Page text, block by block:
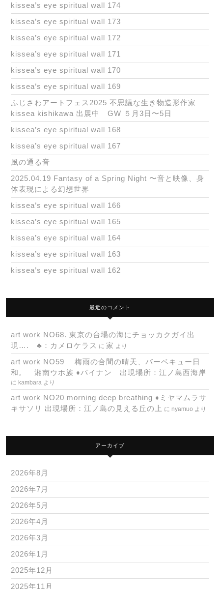
kissea’s eye spiritual wall 174
kissea’s eye spiritual wall 173
kissea’s eye spiritual wall 172
kissea’s eye spiritual wall 171
kissea’s eye spiritual wall 170
kissea’s eye spiritual wall 169
ふじさわアートフェス2025 不思議な生き物造形作家
kissea kishikawa 出展中 GW ５月3日〜5日
kissea’s eye spiritual wall 168
kissea’s eye spiritual wall 167
風の通る音
2025.04.19 Fantasy of a Spring Night 〜音と映像、身
体表現による幻想世界
kissea’s eye spiritual wall 166
kissea’s eye spiritual wall 165
kissea’s eye spiritual wall 164
kissea’s eye spiritual wall 163
kissea’s eye spiritual wall 162
最近のコメント
art work NO68. 東京の台場の海にチョッカクガイ出
現…. ♣：カメロケラス に 家 より
art work NO59 梅雨の合間の晴天、バーベキュー日
和。 湘南ウホ族 ♦パイナン 出現場所：江ノ島西海岸
に kambara より
art work NO20 morning deep breathing ♦ミヤマムラサ
キサソリ 出現場所：江ノ島の見える丘の上 に nyamuo より
アーカイブ
2026年8月
2026年7月
2026年5月
2026年4月
2026年3月
2026年1月
2025年12月
2025年11月